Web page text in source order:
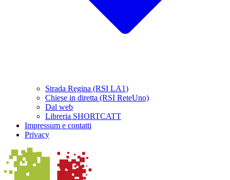
Strada Regina (RSI LA1)
Chiese in diretta (RSI ReteUno)
Dal web
Libreria SHORTCATT
Impressum e contatti
Privacy